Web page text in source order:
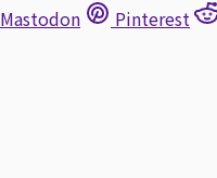
Mastodon
Pinterest